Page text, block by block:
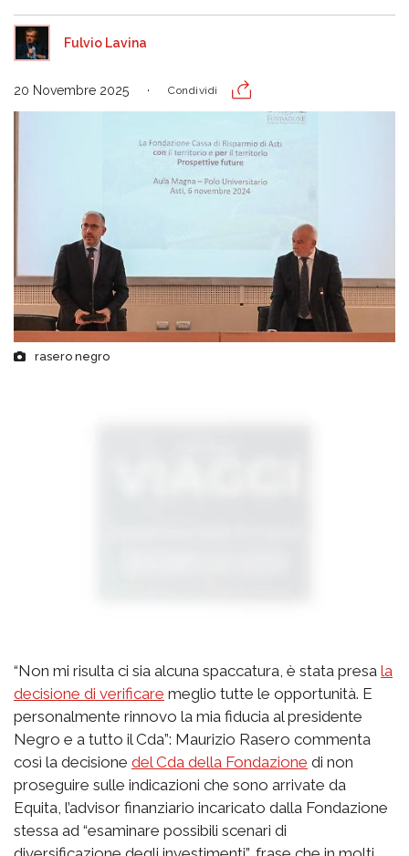
Fulvio Lavina
20 Novembre 2025 Condividi
rasero negro
“Non mi risulta ci sia alcuna spaccatura, è stata presa la
decisione di verificare meglio tutte le opportunità. E
personalmente rinnovo la mia fiducia al presidente
Negro e a tutto il Cda”: Maurizio Rasero commenta
così la decisione del Cda della Fondazione di non
proseguire sulle indicazioni che sono arrivate da
Equita, l’advisor finanziario incaricato dalla Fondazione
stessa ad “esaminare possibili scenari di